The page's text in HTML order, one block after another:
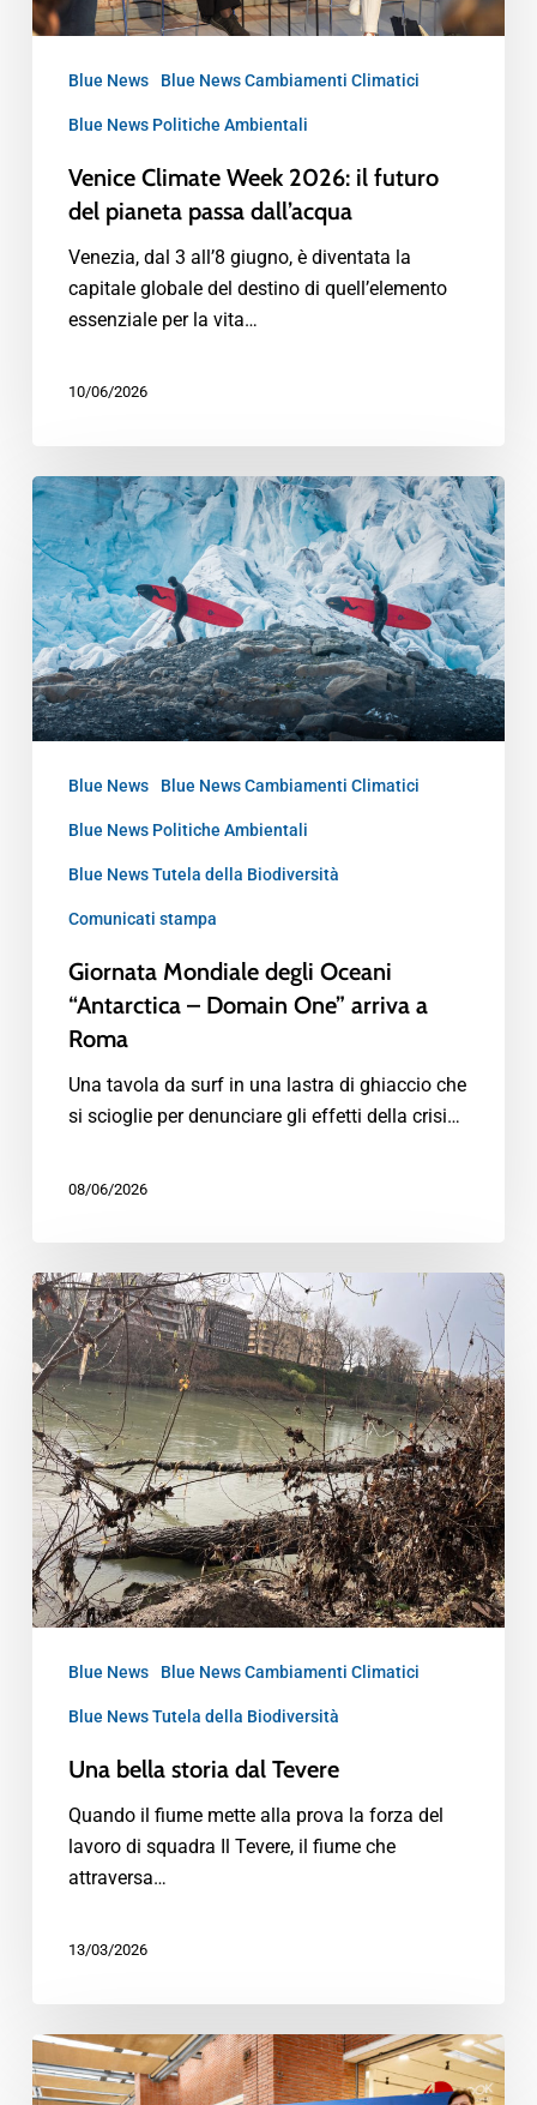
Blue News Blue News Cambiamenti Climatici
Blue News Politiche Ambientali
Venice Climate Week 2026: il futuro
del pianeta passa dall’acqua
Venezia, dal 3 all’8 giugno, è diventata la
capitale globale del destino di quell’elemento
essenziale per la vita…
10/06/2026
Blue News Blue News Cambiamenti Climatici
Blue News Politiche Ambientali
Blue News Tutela della Biodiversità
Comunicati stampa
Giornata Mondiale degli Oceani
“Antarctica – Domain One” arriva a
Roma
Una tavola da surf in una lastra di ghiaccio che
si scioglie per denunciare gli effetti della crisi…
08/06/2026
Blue News Blue News Cambiamenti Climatici
Blue News Tutela della Biodiversità
Una bella storia dal Tevere
Quando il fiume mette alla prova la forza del
lavoro di squadra Il Tevere, il fiume che
attraversa…
13/03/2026